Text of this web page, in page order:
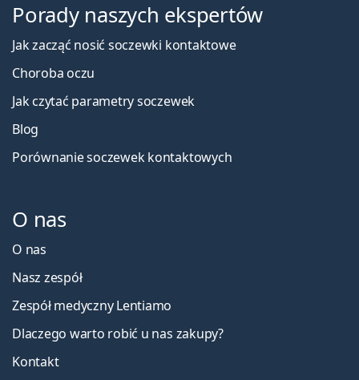
Porady naszych ekspertów
Jak zacząć nosić soczewki kontaktowe
Choroba oczu
Jak czytać parametry soczewek
Blog
Porównanie soczewek kontaktowych
O nas
O nas
Nasz zespół
Zespół medyczny Lentiamo
Dlaczego warto robić u nas zakupy?
Kontakt